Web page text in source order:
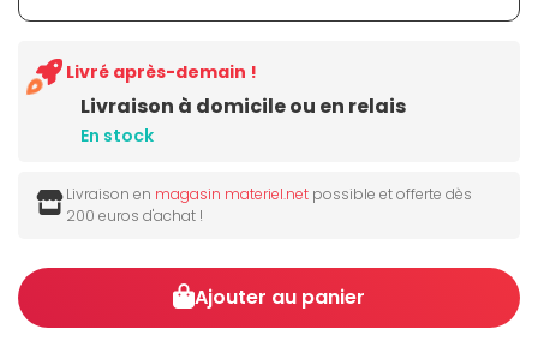
Livraison à domicile ou en relais
En stock
Livré après-demain !
Livraison en magasin materiel.net possible et offerte dès
200 euros d'achat !
Ajouter au panier